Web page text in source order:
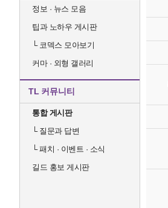
정보 · 뉴스 모음
팁과 노하우 게시판
└코덱스 모아보기
커마 · 외형 갤러리
TL 커뮤니티
통합 게시판
└질문과 답변
└패치 · 이벤트 · 소식
길드 홍보 게시판